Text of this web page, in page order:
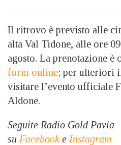
Il ritrovo è previsto alle
alta Val Tidone, alle ore
agosto. La prenotazione è
form online; per ulteriori
visitare l’evento ufficiale
Aldone.
Seguite Radio Gold Pavia
su Facebook e Instagram